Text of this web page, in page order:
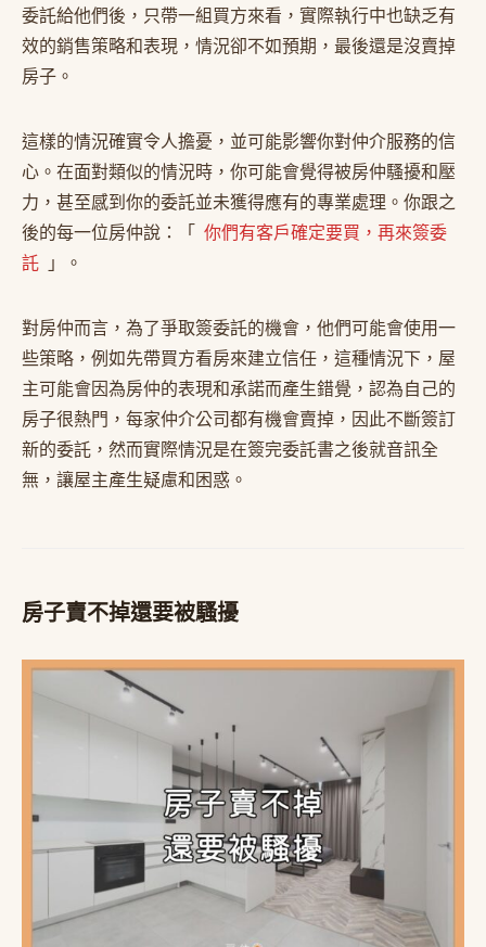
委託給他們後，只帶一組買方來看，實際執行中也缺乏有
效的銷售策略和表現，情況卻不如預期，最後還是沒賣掉
房子。
這樣的情況確實令人擔憂，並可能影響你對仲介服務的信
心。在面對類似的情況時，你可能會覺得被房仲騷擾和壓
力，甚至感到你的委託並未獲得應有的專業處理。你跟之
後的每一位房仲說：「
你們有客戶確定要買，再來簽委
託
」。
對房仲而言，為了爭取簽委託的機會，他們可能會使用一
些策略，例如先帶買方看房來建立信任，這種情況下，屋
主可能會因為房仲的表現和承諾而產生錯覺，認為自己的
房子很熱門，每家仲介公司都有機會賣掉，因此不斷簽訂
新的委託，然而實際情況是在簽完委託書之後就音訊全
無，讓屋主產生疑慮和困惑。
房子賣不掉還要被騷擾